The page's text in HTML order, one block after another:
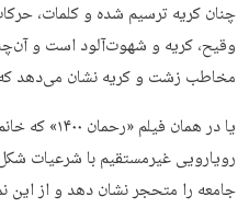
چنان کریه ترسیم شده و کلمات،‌
وقیح، کریه و شهوت‌آلود است و
مخاطب زشت و کریه نشان می‌دهد
یا در همان
رویارویی غیرمستقیم با شرعیات
جامعه را متحجر نشان دهد و از این